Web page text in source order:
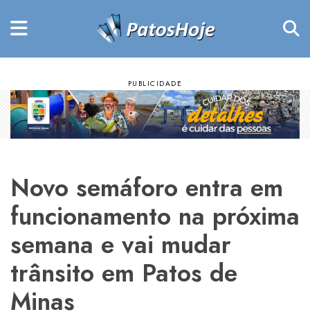
Novo semáforo entra em
funcionamento na próxima
semana e vai mudar
trânsito em Patos de
Minas